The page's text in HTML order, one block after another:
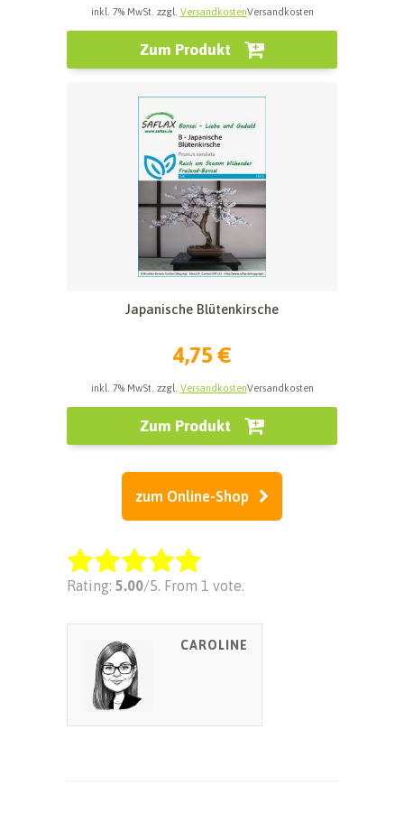
inkl. 7% MwSt. zzgl. VersandkostenVersandkosten
Zum Produkt
Japanische Blütenkirsche
4,75 €
inkl. 7% MwSt. zzgl. VersandkostenVersandkosten
Zum Produkt
zum Online-Shop
Rate this item:
SUBMIT RATING
Rating: 5.00/5. From 1 vote.
CAROLINE